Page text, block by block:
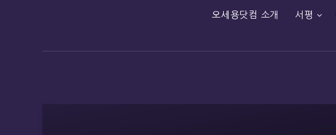
오세용닷컴 소개 서평